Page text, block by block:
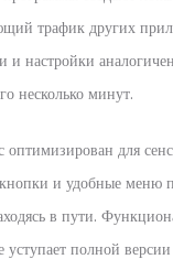
трафик других
и настройки
несколько минут.
для
и удобные меню
в пути.
полной версии